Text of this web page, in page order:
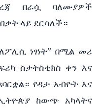
በራሷ ባለሙያዎች
ላይ ደርሳለች።
ነፃነት” በሚል መሪ
ስታትስቲክስ ቀን እና
የዳታ አብዮት እና
ከውጭ አካላትና